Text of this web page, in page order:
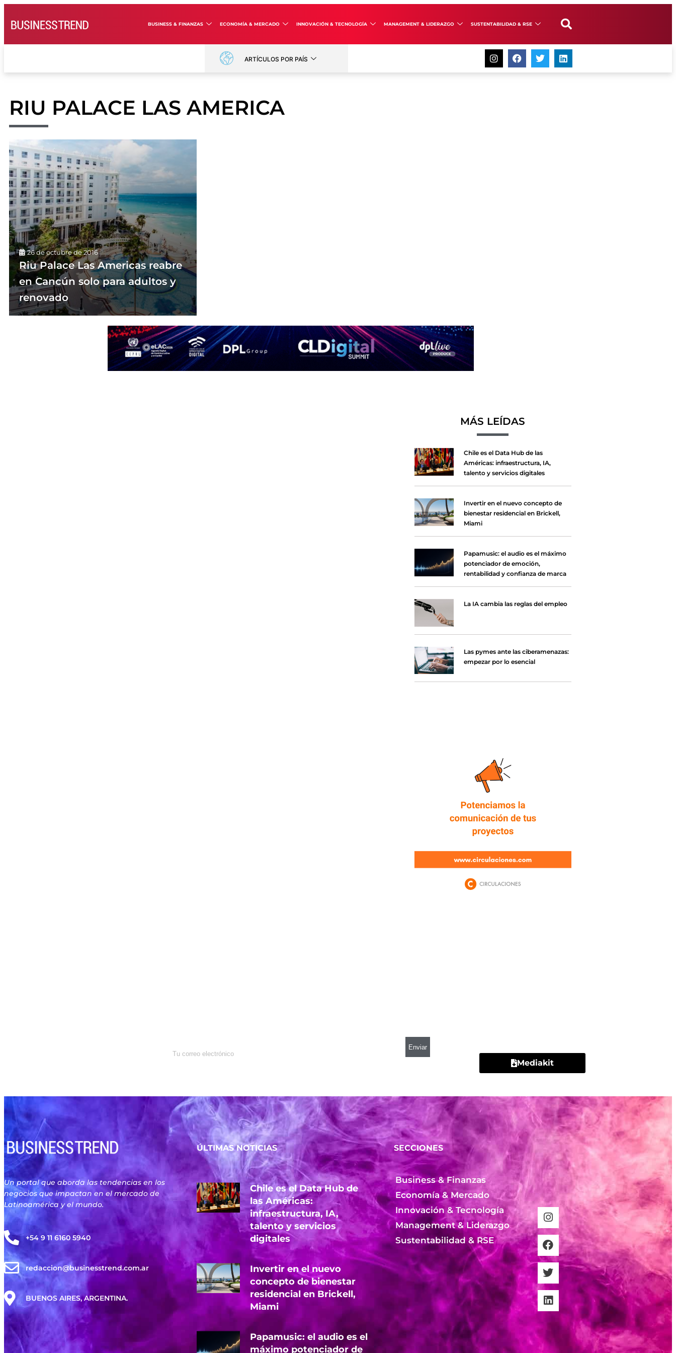
BUSINESS & FINANZAS ECONOMÍA & MERCADO INNOVACIÓN & TECNOLOGÍA MANAGEMENT & LIDERAZGO SUSTENTABILIDAD & RSE
ARTÍCULOS POR PAÍS
RIU PALACE LAS AMERICA
26 de octubre de 2016
Riu Palace Las Americas reabre
en Cancún solo para adultos y
renovado
MÁS LEÍDAS
Chile es el Data Hub de las
Américas: infraestructura, IA,
talento y servicios digitales
Invertir en el nuevo concepto de
bienestar residencial en Brickell,
Miami
Papamusic: el audio es el máximo
potenciador de emoción,
rentabilidad y confianza de marca
La IA cambia las reglas del empleo
Las pymes ante las ciberamenazas:
empezar por lo esencial
Mediakit
Un portal que aborda las tendencias en los
negocios que impactan en el mercado de
Latinoamérica y el mundo.
+54 9 11 6160 5940
redaccion@businesstrend.com.ar
BUENOS AIRES, ARGENTINA.
ÚLTIMAS NOTICIAS
Chile es el Data Hub de
las Américas:
infraestructura, IA,
talento y servicios
digitales
Invertir en el nuevo
concepto de bienestar
residencial en Brickell,
Miami
Papamusic: el audio es el
máximo potenciador de
SECCIONES
Business & Finanzas
Economía & Mercado
Innovación & Tecnología
Management & Liderazgo
Sustentabilidad & RSE